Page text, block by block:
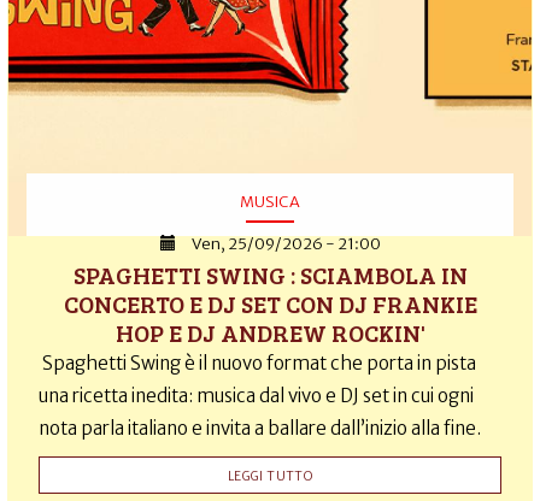
MUSICA
Ven, 25/09/2026 - 21:00
SPAGHETTI SWING : SCIAMBOLA IN
CONCERTO E DJ SET CON DJ FRANKIE
HOP E DJ ANDREW ROCKIN'
Spaghetti Swing è il nuovo format che porta in pista
una ricetta inedita: musica dal vivo e DJ set in cui ogni
nota parla italiano e invita a ballare dall’inizio alla fine.
LEGGI TUTTO